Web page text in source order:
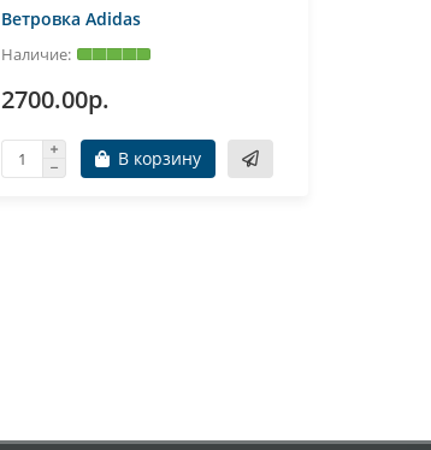
Ветровка Adidas
2700.00р.
В корзину